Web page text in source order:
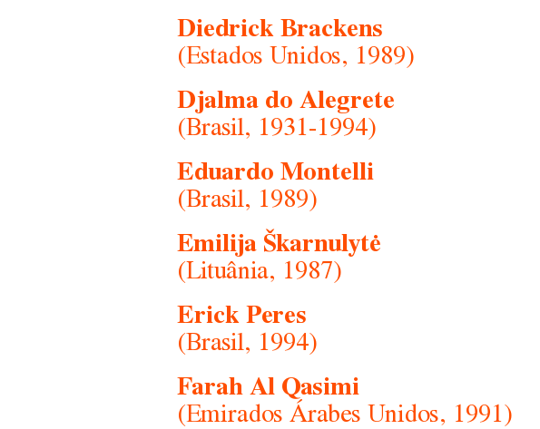
Diedrick Brackens
(Estados Unidos, 1989)
Djalma do Alegrete
(Brasil, 1931-1994)
Eduardo Montelli
(Brasil, 1989)
Emilija Škarnulytė
(Lituânia, 1987)
Erick Peres
(Brasil, 1994)
Farah Al Qasimi
(Emirados Árabes Unidos, 1991)